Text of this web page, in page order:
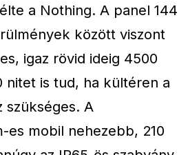
a Nothing. A panel 144
között viszont
igaz rövid ideig 4500
nitet is tud, ha kültéren a
szükséges. A
es mobil nehezebb, 210